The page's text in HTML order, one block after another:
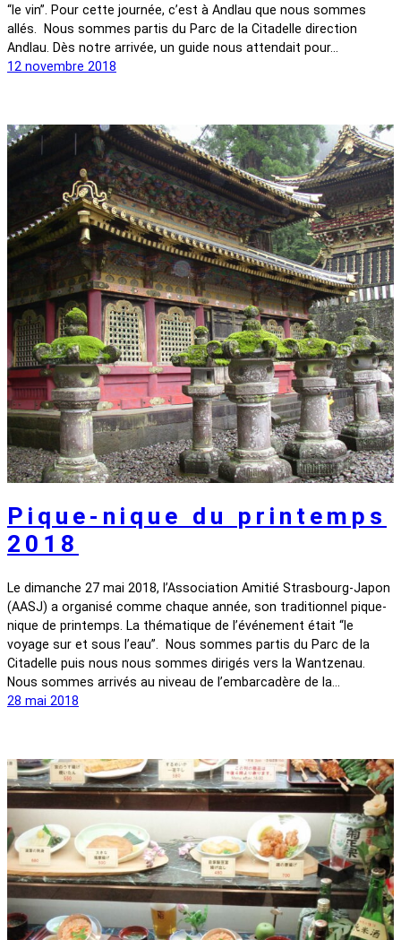
“le vin”. Pour cette journée, c’est à Andlau que nous sommes
allés. Nous sommes partis du Parc de la Citadelle direction
Andlau. Dès notre arrivée, un guide nous attendait pour…
12 novembre 2018
Pique-nique du printemps
2018
Le dimanche 27 mai 2018, l’Association Amitié Strasbourg-Japon
(AASJ) a organisé comme chaque année, son traditionnel pique-
nique de printemps. La thématique de l’événement était “le
voyage sur et sous l’eau”. Nous sommes partis du Parc de la
Citadelle puis nous nous sommes dirigés vers la Wantzenau.
Nous sommes arrivés au niveau de l’embarcadère de la…
28 mai 2018